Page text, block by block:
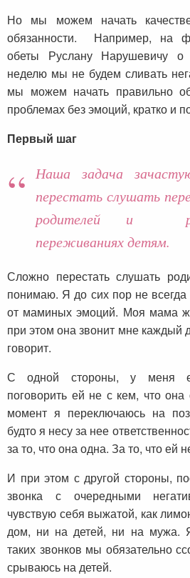
Но мы можем начать
обязанности. Например, на
обеты Руслану Нарушевичу
неделю мы не будем сливать
мы можем начать правильно
проблемах без эмоций, кратко и
Первый шаг
Наша задача
перестать слушать
родителей и
переживаниях детям.
Сложно перестать слушать
понимаю. Я до сих пор не всегда
от маминых эмоций. Моя мама
при этом она звонит мне каждый
говорит.
С одной стороны, у меня
поговорить ей не с кем, что
момент я переключаюсь на
будто я несу за нее
за то, что она одна. За то, что ей
И при этом с другой стороны,
звонка с очередными
чувствую себя выжатой, как
дом, ни на детей, ни на мужа.
таких звонков мы обязательно
срываюсь на детей.